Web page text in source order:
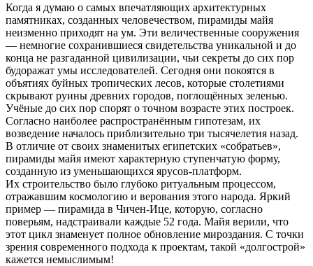
Когда я думаю о самых впечатляющих архитектурных
памятниках, созданных человечеством, пирамиды майя
неизменно приходят на ум. Эти величественные сооружения
— немногие сохранившиеся свидетельства уникальной и до
конца не разгаданной цивилизации, чьи секреты до сих пор
будоражат умы исследователей. Сегодня они покоятся в
объятиях буйных тропических лесов, которые столетиями
скрывают руины древних городов, поглощённых зеленью.
Учёные до сих пор спорят о точном возрасте этих построек.
Согласно наиболее распространённым гипотезам, их
возведение началось приблизительно три тысячелетия назад.
В отличие от своих знаменитых египетских «собратьев»,
пирамиды майя имеют характерную ступенчатую форму,
созданную из уменьшающихся ярусов-платформ.
Их строительство было глубоко ритуальным процессом,
отражавшим космологию и верования этого народа. Яркий
пример — пирамида в Чичен-Ице, которую, согласно
поверьям, надстраивали каждые 52 года. Майя верили, что
этот цикл знаменует полное обновление мироздания. С точки
зрения современного подхода к проектам, такой «долгострой»
кажется немыслимым!